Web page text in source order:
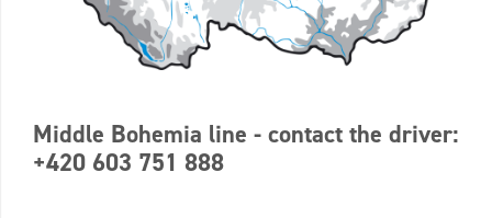
Middle Bohemia line - contact the driver:
+420 603 751 888